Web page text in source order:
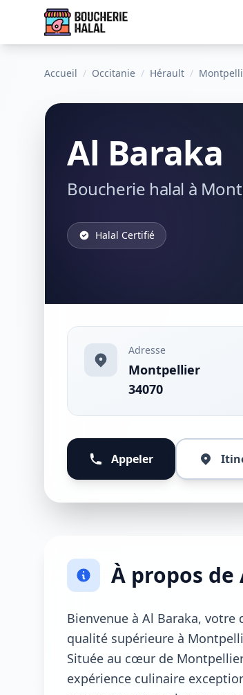
Accueil / Occitanie / Hérault /
Al Baraka
Boucherie halal à
Halal Certifié
Adresse
Montpellier
34070
Appeler
À propos de
Bienvenue à Al Baraka,
qualité supérieure à
Située au cœur de
expérience culinaire